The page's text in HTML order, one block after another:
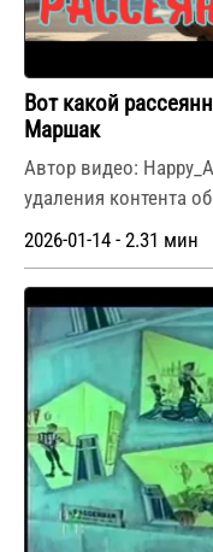
Вот какой
Маршак
Автор видео:
удаления контента
2026-01-14 - 2.31 мин